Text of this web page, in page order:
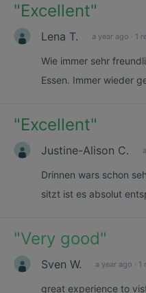
"Excellent"
Lena T. a year ago · 1
Wie immer sehr
Essen. Immer wieder
"Excellent"
Justine-Alison C.
Drinnen wars schon
sitzt ist es absolut
"Very good"
Sven W. a year ago · 1
great experience to